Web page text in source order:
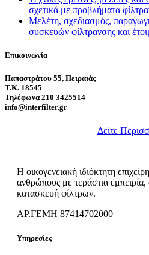
σχετικά με προβλήματα
Μελέτη, σχεδιασμός,
συσκευών φίλτρανσης και
Επικοινωνία
Παπαστράτου 55, Πειραιάς
Τ.Κ. 18545
Τηλέφωνα 210 3425514
info@interfilter.gr
Δείτε
Η οικογενειακή ιδιόκτητη
ανθρώπους με τεράστια
κατασκευή φίλτρων.
ΑΡ.ΓΕΜΗ 87414702000
Υπηρεσίες